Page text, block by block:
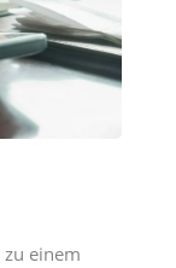
einem